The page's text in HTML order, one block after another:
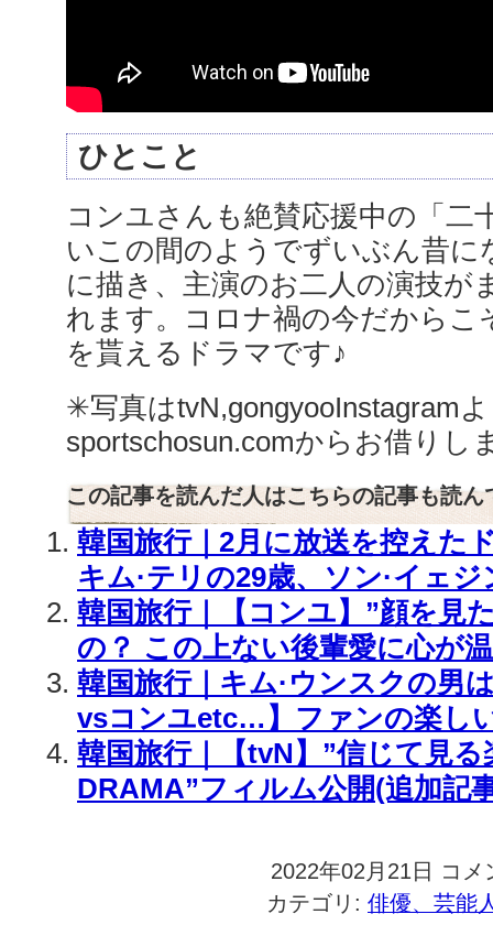
ひとこと
コンユさんも絶賛応援中の「二
いこの間のようでずいぶん昔に
に描き、主演のお二人の演技が
れます。コロナ禍の今だからこ
を貰えるドラマです♪
✳︎写真はtvN,gongyooInstagram
sportschosun.comからお借りし
この記事を読んだ人はこちらの記事も読ん
韓国旅行｜2月に放送を控えた
キム·テリの29歳、ソン·イェジ
韓国旅行｜【コンユ】”顔を見
の？ この上ない後輩愛に心が
韓国旅行｜キム·ウンスクの男
vsコンユetc…】ファンの楽し
韓国旅行｜【tvN】”信じて見
DRAMA”フィルム公開(追加記
2022年02月21日
韓
国
旅
コメ
カテゴリ: 俳優、芸能